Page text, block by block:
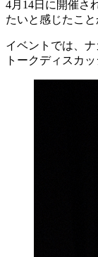
4月14日に開催さ
たいと感じたこ
イベントでは、
トークディスカ